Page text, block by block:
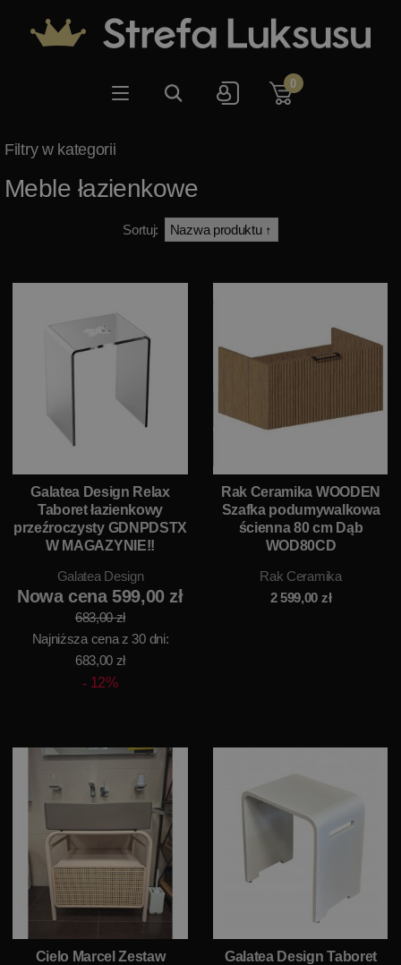
0
Meble łazienkowe
Sortuj:
Galatea Design Relax
Taboret łazienkowy
przeźroczysty GDNPDSTX
W MAGAZYNIE!!
Galatea Design
Nowa cena 599,00 zł
683,00 zł
Najniższa cena z 30 dni:
683,00 zł
12%
Rak Ceramika WOODEN
Szafka podumywalkowa
ścienna 80 cm Dąb
WOD80CD
Rak Ceramika
2 599,00 zł
Cielo Marcel Zestaw
Galatea Design Taboret